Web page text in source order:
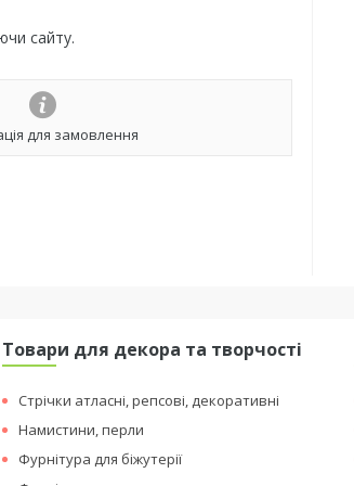
сайту.
для замовлення
Товари для декора та творчості
Стрічки атласні, репсові, декоративні
Намистини, перли
Фурнітура для біжутерії